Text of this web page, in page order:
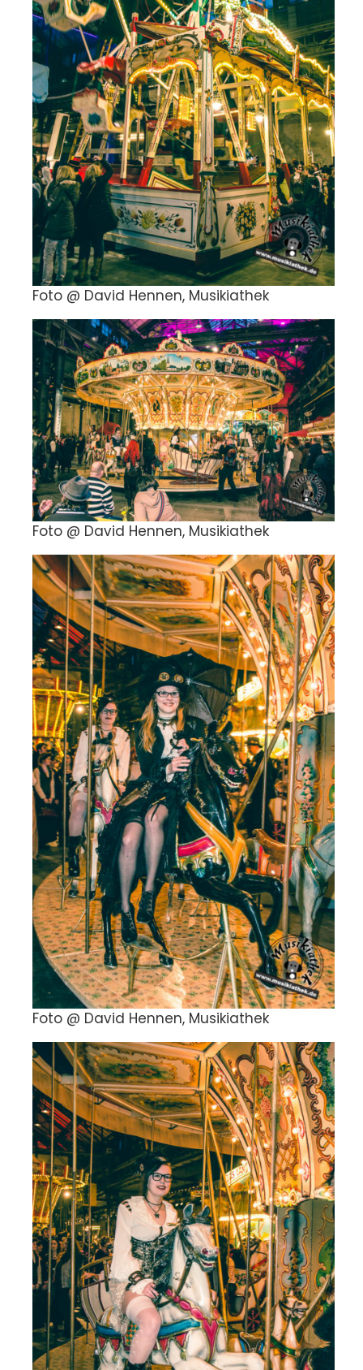
Foto @ David Hennen, Musikiathek
Foto @ David Hennen, Musikiathek
Foto @ David Hennen, Musikiathek